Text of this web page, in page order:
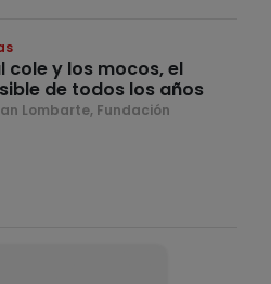
cole y los mocos, el
de todos los años
Lombarte, Fundación